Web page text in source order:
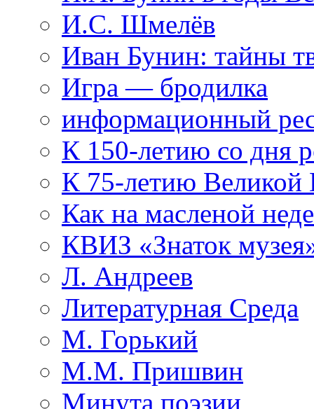
И.С. Шмелёв
Иван Бунин: тайны
Игра — бродилка
информационный
К 150-летию со дня
К 75-летию Великой
Как на масленой
КВИЗ «Знаток
Л. Андреев
Литературная Среда
М. Горький
М.М. Пришвин
Минута поэзии